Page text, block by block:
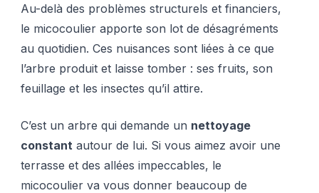
Au-delà des problèmes structurels et financiers,
le micocoulier apporte son lot de désagréments
au quotidien. Ces nuisances sont liées à ce que
l’arbre produit et laisse tomber : ses fruits, son
feuillage et les insectes qu’il attire.
C’est un arbre qui demande un nettoyage
constant autour de lui. Si vous aimez avoir une
terrasse et des allées impeccables, le
micocoulier va vous donner beaucoup de